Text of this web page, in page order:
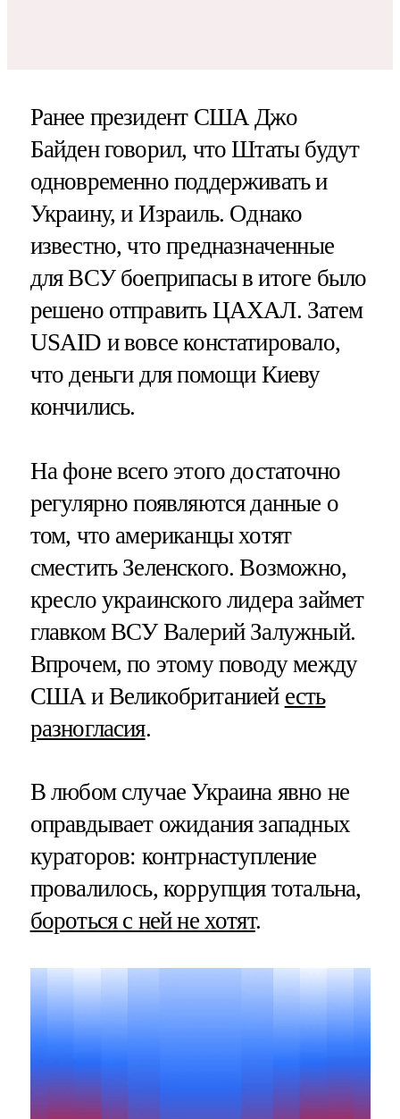
Ранее президент США Джо
Байден говорил, что Штаты будут
одновременно поддерживать и
Украину, и Израиль. Однако
известно, что предназначенные
для ВСУ боеприпасы в итоге было
решено отправить ЦАХАЛ. Затем
USAID и вовсе констатировало,
что деньги для помощи Киеву
кончились.
На фоне всего этого достаточно
регулярно появляются данные о
том, что американцы хотят
сместить Зеленского. Возможно,
кресло украинского лидера займет
главком ВСУ Валерий Залужный.
Впрочем, по этому поводу между
США и Великобританией есть
разногласия.
В любом случае Украина явно не
оправдывает ожидания западных
кураторов: контрнаступление
провалилось, коррупция тотальна,
бороться с ней не хотят.